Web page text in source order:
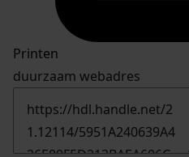
Printen
duurzaam webadres